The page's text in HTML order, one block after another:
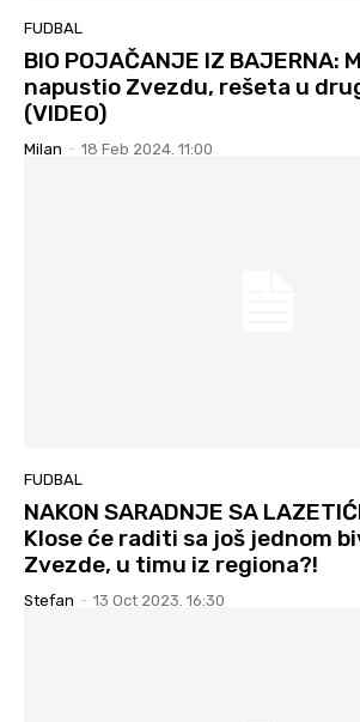
FUDBAL
BIO POJAČANJE IZ BAJERNA:
napustio Zvezdu, rešeta u
(VIDEO)
Milan - 18 Feb 2024. 11:00
FUDBAL
NAKON SARADNJE SA
Klose će raditi sa još jednom
Zvezde, u timu iz regiona?!
Stefan - 13 Oct 2023. 16:30